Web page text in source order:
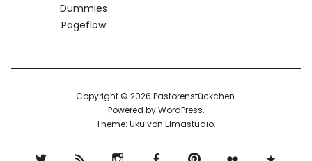
Dummies
Pageflow
Copyright © 2026 Pastorenstückchen
Powered byWordPress
Theme: Uku von Elmastudio